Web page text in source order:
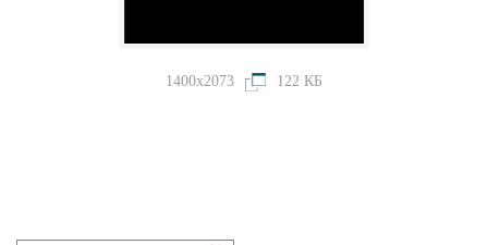
1400x2073 122 КБ